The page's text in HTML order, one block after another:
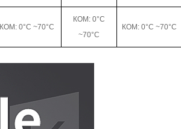
КОМ: 0°C ~70°C
КОМ: 0°C
~70°C
КОМ: 0°C ~70°C